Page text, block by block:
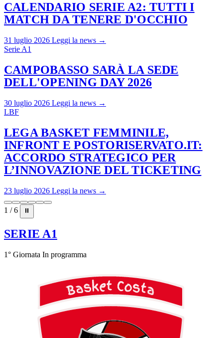
CALENDARIO SERIE A2: TUTTI I
MATCH DA TENERE D'OCCHIO
31 luglio 2026 Leggi la news →
Serie A1
CAMPOBASSO SARÀ LA SEDE
DELL'OPENING DAY 2026
30 luglio 2026 Leggi la news →
LBF
LEGA BASKET FEMMINILE,
INFRONT E POSTORISERVATO.IT:
ACCORDO STRATEGICO PER
L’INNOVAZIONE DEL TICKETING
23 luglio 2026 Leggi la news →
1 / 6 ⏸
SERIE A1
1° Giornata In programma